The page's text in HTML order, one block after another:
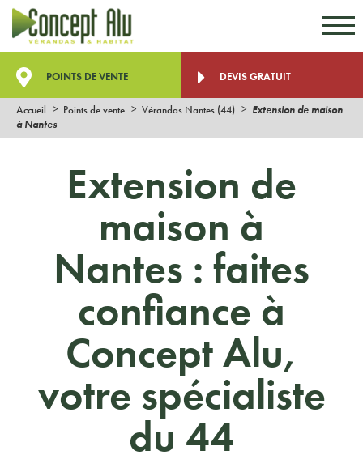
POINTS DE VENTE DEVIS GRATUIT
Accueil Points de vente Vérandas Nantes (44)
Extension de maison
à Nantes
Extension de
maison à
Nantes : faites
confiance à
Concept Alu,
votre spécialiste
du 44